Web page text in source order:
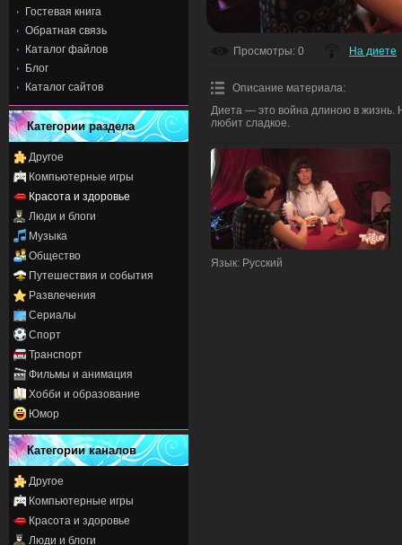
Гостевая книга
Обратная связь
Каталог файлов
Блог
Каталог сайтов
Категории раздела
Другое
Компьютерные игры
Красота и здоровье
Люди и блоги
Музыка
Общество
Путешествия и события
Развлечения
Сериалы
Спорт
Транспорт
Фильмы и анимация
Хобби и образование
Юмор
Категории каналов
Другое
Компьютерные игры
Красота и здоровье
Люди и блоги
Просмотры: 0 На диете
Описание материала:
Диета — это война длиною в
любит сладкое.
Язык: Русский